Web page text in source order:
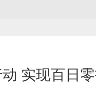
实现百日